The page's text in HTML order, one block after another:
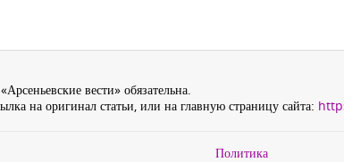
вести» обязательна.
на оригинал статьи, или на главную страницу сайта:
Политика